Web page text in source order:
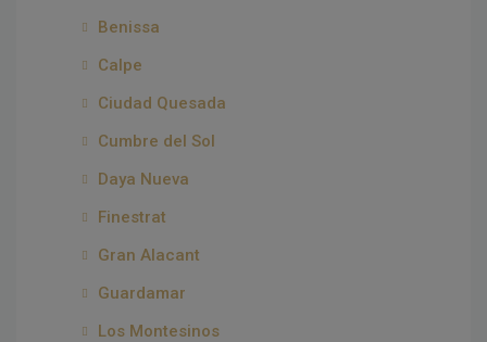
Benissa
Calpe
Ciudad Quesada
Cumbre del Sol
Daya Nueva
Finestrat
Gran Alacant
Guardamar
Los Montesinos